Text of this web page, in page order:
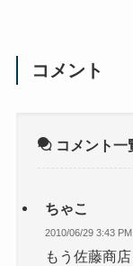
コメント
コメント一
ちゃこ
2010/06/29 3:43 PM
もう佐藤商